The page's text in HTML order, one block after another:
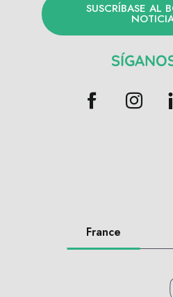
SUSCRÍBASE AL
France